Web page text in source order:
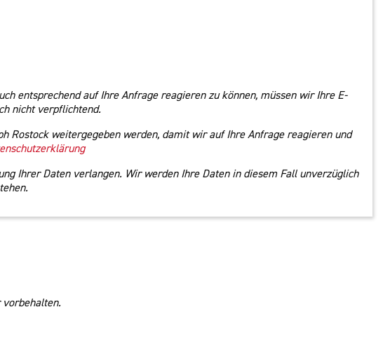
entsprechend auf Ihre Anfrage reagieren zu können, müssen wir Ihre E-
nicht verpflichtend.
Rostock weitergegeben werden, damit wir auf Ihre Anfrage reagieren und
Ihrer Daten verlangen. Wir werden Ihre Daten in diesem Fall unverzüglich
vorbehalten.